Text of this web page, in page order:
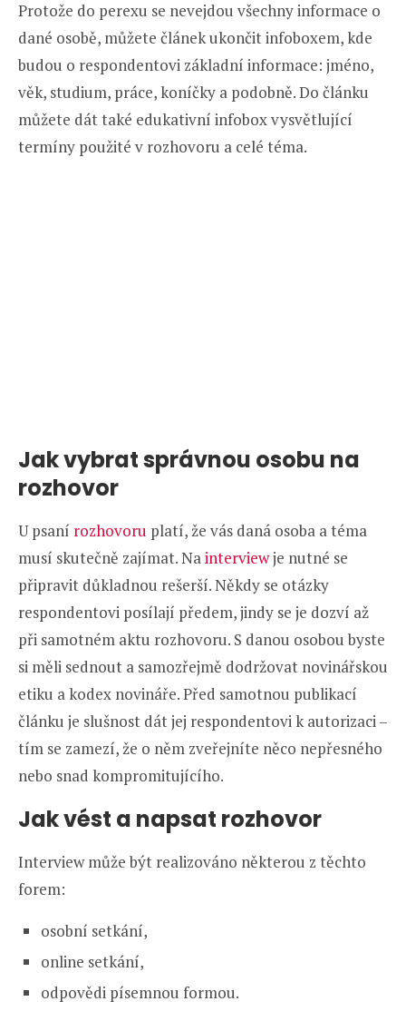
Protože do perexu se nevejdou všechny informace o
dané osobě, můžete článek ukončit infoboxem, kde
budou o respondentovi základní informace: jméno,
věk, studium, práce, koníčky a podobně. Do článku
můžete dát také edukativní infobox vysvětlující
termíny použité v rozhovoru a celé téma.
Jak vybrat správnou osobu na
rozhovor
U psaní rozhovoru platí, že vás daná osoba a téma
musí skutečně zajímat. Nainterviewje nutné se
připravit důkladnou rešerší. Někdy se otázky
respondentovi posílají předem, jindy se je dozví až
při samotném aktu rozhovoru. S danou osobou byste
si měli sednout a samozřejmě dodržovat novinářskou
etiku a kodex novináře. Před samotnou publikací
článku je slušnost dát jej respondentovi k autorizaci –
tím se zamezí, že o něm zveřejníte něco nepřesného
nebo snad kompromitujícího.
Jak vést a napsat rozhovor
Interview může být realizováno některou z těchto
forem:
osobní setkání,
online setkání,
odpovědi písemnou formou.